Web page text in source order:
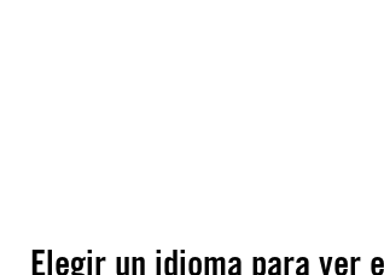
Elegir un idioma para ver